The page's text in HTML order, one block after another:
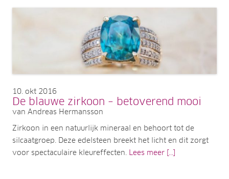
10 okt 2016
De blauwe zirkoon – betoverend mooi
van Andreas Hermansson
Zirkoon in een natuurlijk mineraal en behoort tot de
silcaatgroep. Deze edelsteen breekt het licht en dit zorgt
voor spectaculaire kleureffecten. Lees meer [...]